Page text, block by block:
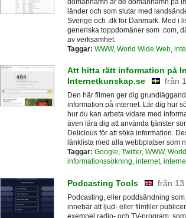
domännamn är de domännamn på
länder och som slutar med
Sverige och .dk för Danmark. Med i
generiska toppdomäner som .com,
av verksamhet.
Taggar: WWW, World Wide Web,
Att hitta rätt information på
Internetkunskap.se
från
Den här filmen ger dig
information på internet. Lär dig hur
hur du kan arbeta vidare med
även lära dig att använda tjänster
Delicious för att söka information.
länklista med alla webbplatser som
Taggar: Google, Twitter, WWW,
informationssökning, internet,
Podcasting Tools från 13
Podcasting, eller poddsändning som
innebär att ljud- eller filmfiler
exempel radio- och TV-program,